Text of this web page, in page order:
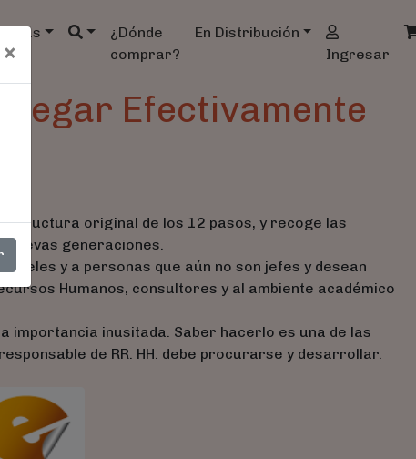
¿Dónde
comprar?
En Distribución
Ingresar
×
Efectivamente
original de los 12 pasos, y recoge las
nuevas generaciones.
y a personas que aún no son jefes y desean
Humanos, consultores y al ambiente académico
importancia inusitada. Saber hacerlo es una de las
de RR. HH. debe procurarse y desarrollar.